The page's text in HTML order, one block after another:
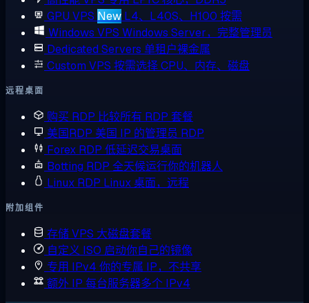
GPU VPS New L4、L40S、H100 按需
Windows VPS Windows Server，完整管理员
Dedicated Servers 单租户裸金属
Custom VPS 按需选择 CPU、内存、磁盘
远程桌面
购买 RDP 比较所有 RDP 套餐
美国RDP 美国 IP 的管理员 RDP
Forex RDP 低延迟交易桌面
Botting RDP 全天候运行你的机器人
Linux RDP Linux 桌面，远程
附加组件
存储 VPS 大磁盘套餐
自定义 ISO 启动你自己的镜像
专用 IPv4 你的专属 IP，不共享
额外 IP 每台服务器多个 IPv4